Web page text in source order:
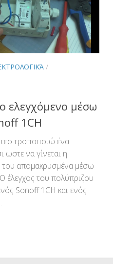
/
ελεγχόμενο μέσω
1CH
τροποποιώ ένα
ωστε να γίνεται η
του απομακρυσμένα μέσω
του πολύπριζου
Sonoff 1CH και ενός